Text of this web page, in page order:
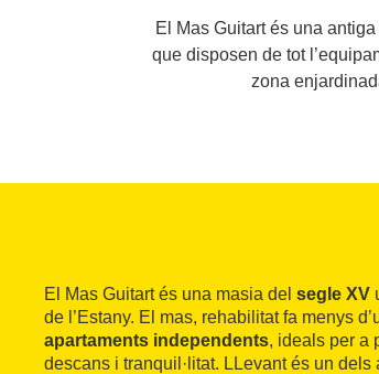
El Mas Guitart és una
que disposen de tot
zona
El Mas Guitart és una masia del segle XV
de l’Estany. El mas, rehabilitat fa menys
apartaments independents, ideals per a
descans i tranquil·litat. LLevant és un